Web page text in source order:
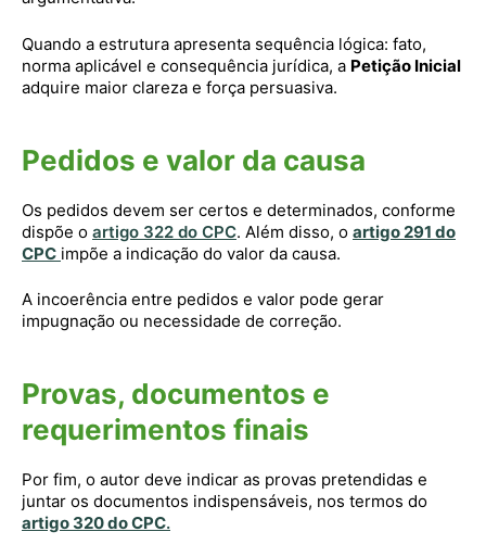
Quando a estrutura apresenta sequência lógica: fato,
norma aplicável e consequência jurídica, a Petição Inicial
adquire maior clareza e força persuasiva.
Pedidos e valor da causa
Os pedidos devem ser certos e determinados, conforme
dispõe o artigo 322 do CPC. Além disso, o artigo 291 do
CPC impõe a indicação do valor da causa.
A incoerência entre pedidos e valor pode gerar
impugnação ou necessidade de correção.
Provas, documentos e
requerimentos finais
Por fim, o autor deve indicar as provas pretendidas e
juntar os documentos indispensáveis, nos termos do
artigo 320 do CPC.